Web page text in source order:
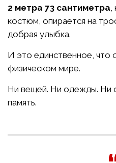
2 метра 73 сантиметра
костюм, опирается на
добрая улыбка.
И это единственное, что
физическом мире.
Ни вещей. Ни одежды. Ни
память.